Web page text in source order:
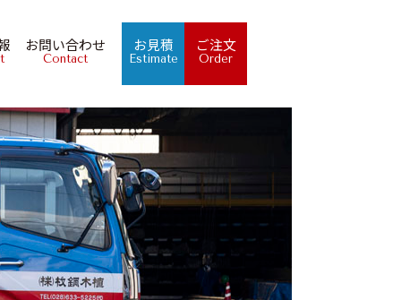
お問い合わせ
Contact
お見積
Estimate
ご注文
Order